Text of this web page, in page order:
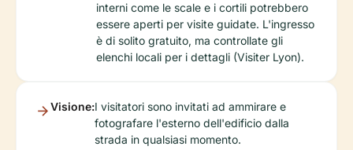
interni come le scale e i cortili potrebbero
essere aperti per visite guidate. L'ingresso
è di solito gratuito, ma controllate gli
elenchi locali per i dettagli (Visiter Lyon).
Visione:I visitatori sono invitati ad ammirare e
fotografare l'esterno dell'edificio dalla
strada in qualsiasi momento.